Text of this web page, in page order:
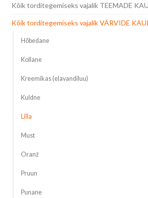
Kõik torditegemiseks vajalik TEEMADE
Kõik torditegemiseks vajalik VÄRVIDE
Hõbedane
Kollane
Kreemikas (elavandiluu)
Kuldne
Lilla
Must
Oranž
Pruun
Punane